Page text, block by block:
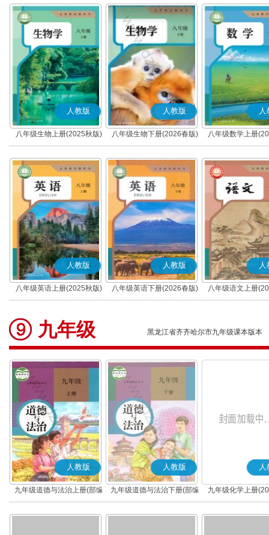
人教版
八年级生物上册(2025秋版)
人教版
八年级生物下册(2026春版)
人
八年级数学上册
人教版
八年级英语上册(2025秋版)
人教版
八年级英语下册(2026春版)
人
八年级语文上册
(部编版)
九年级 黑龙江省齐齐哈尔市九年级课本版本
人教版
九年级道德与法治上册(部编
版)
人教版
九年级道德与法治下册(部编
版)
人
九年级化学上册